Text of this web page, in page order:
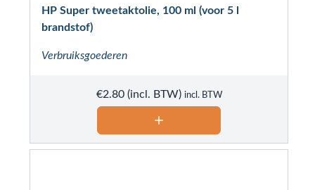
HP Super tweetaktolie, 100 ml (voor 5 l
brandstof)
Verbruiksgoederen
€2.80 incl. BTW